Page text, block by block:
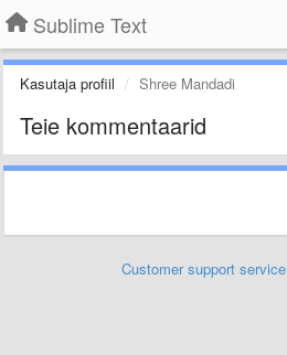
Sublime Text
Kasutaja profiil Shree Mandadi
Teie kommentaarid
Customer support service